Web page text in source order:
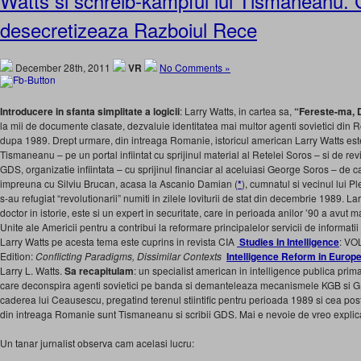
desecretizeaza Razboiul Rece
December 28th, 2011 VR No Comments »
Introducere in sfanta simplitate a logicii: Larry Watts, in cartea sa, “Fereste-ma,
la mii de documente clasate, dezvaluie identitatea mai multor agenti sovietici din
dupa 1989. Drept urmare, din intreaga Romanie, istoricul american Larry Watts
Tismaneanu – pe un portal infiintat cu sprijinul material al Retelei Soros – si de
GDS, organizatie infiintata – cu sprijinul financiar al aceluiasi George Soros – de
impreuna cu Silviu Brucan, acasa la Ascanio Damian (*), cumnatul si vecinul lui
s-au refugiat “revolutionarii” numiti in zilele loviturii de stat din decembrie 1989.
doctor in istorie, este si un expert in securitate, care in perioada anilor ’90 a avut
Unite ale Americii pentru a contribui la reformare principalelor servicii de
Larry Watts pe acesta tema este cuprins in revista CIA Studies in Intelligence:
Edition:Conflicting Paradigms, Dissimilar Contexts Intelligence Reform in
Larry L. Watts. Sa recapitulam: un specialist american in intelligence publica
care deconspira agenti sovietici pe banda si demanteleaza mecanismele KGB si
caderea lui Ceausescu, pregatind terenul stiintific pentru perioada 1989 si cea
din intreaga Romanie sunt Tismaneanu si scribii GDS. Mai e nevoie de vreo
Un tanar jurnalist observa cam acelasi lucru: